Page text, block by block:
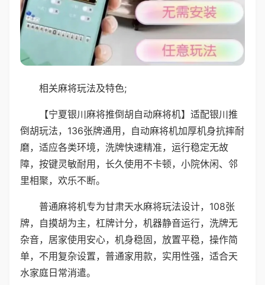
相关麻将玩法及特色;
【宁夏银川麻将推倒胡自动麻将机】适配银川推
倒胡玩法，136张牌通用，自动麻将机加厚机身抗摔耐
磨，适应各类环境，洗牌快速精准，运行稳定无故
障，按键灵敏耐用，长久使用不卡顿，小院休闲、邻
里相聚，欢乐不断。
普通麻将机专为甘肃天水麻将玩法设计，108张
牌，自摸胡为主，杠牌计分，机器静音运行，洗牌无
杂音，居家使用安心，机身稳固，放置平稳，操作简
单，不用复杂设置，普通家用款，实用性强，适合天
水家庭日常消遣。